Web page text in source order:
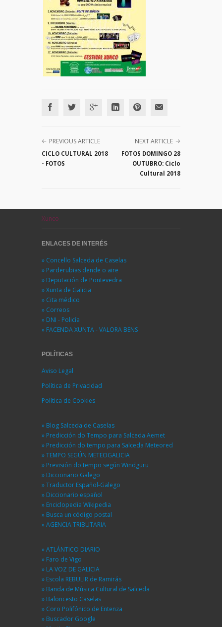
PREVIOUS ARTICLE
CICLO CULTURAL 2018
- FOTOS
NEXT ARTICLE
FOTOS DOMINGO 28
OUTUBRO: Ciclo
Cultural 2018
Xunco
ENLACES DE INTERÉS
» Concello Salceda de Caselas
» Parderubias dende o aire
» Deputación de Pontevedra
» Xunta de Galicia
» Cita médico
» Correos
» DNI - Policía
» FACENDA XUNTA - VALORA BENS
POLÍTICAS
Aviso Legal
Política de Privacidad
Política de Cookies
» Blog Salceda de Caselas
» Predicción do Tempo para Salceda Aemet
» Predicción do tempo para Salceda Meteored
» TEMPO SEGÚN METEOGALICIA
» Previsión do tempo según Windguru
» Diccionario Galego
» Traductor Español-Galego
» Diccionario español
» Enciclopedia Wikipedia
» Busca un código postal
» AGENCIA TRIBUTARIA
» ATLÁNTICO DIARIO
» Faro de Vigo
» LA VOZ DE GALICIA
» Escola REBULIR de Ramirás
» Banda de Música Cultural de Salceda
» Baloncesto Caselas
» Coro Polifónico de Entenza
» Buscador Google